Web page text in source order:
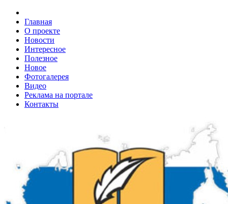
Главная
О проекте
Новости
Интересное
Полезное
Новое
Фотогалерея
Видео
Реклама на портале
Контакты